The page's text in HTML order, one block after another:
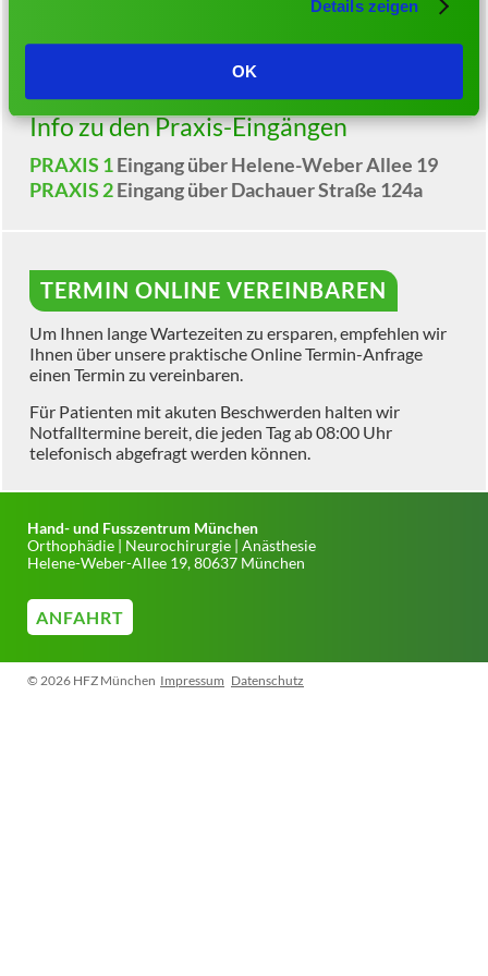
Details zeigen
OK
Mo– Fr 07:30 Uhr – 19:00 Uhr
Info zu den Praxis-Eingängen
PRAXIS 1Eingang über Helene-Weber Allee 19
PRAXIS 2Eingang über Dachauer Straße 124a
TERMIN ONLINE VEREINBAREN
Um Ihnen lange Wartezeiten zu ersparen, empfehlen wir
Ihnen über unsere praktische Online Termin-Anfrage
einen Termin zu vereinbaren.
Für Patienten mit akuten Beschwerden halten wir
Notfalltermine bereit, die jeden Tag ab 08:00 Uhr
telefonisch abgefragt werden können.
Hand- und Fusszentrum München
Orthophädie | Neurochirurgie | Anästhesie
Helene-Weber-Allee 19, 80637 München
ANFAHRT
© 2026 HFZ München Impressum Datenschutz